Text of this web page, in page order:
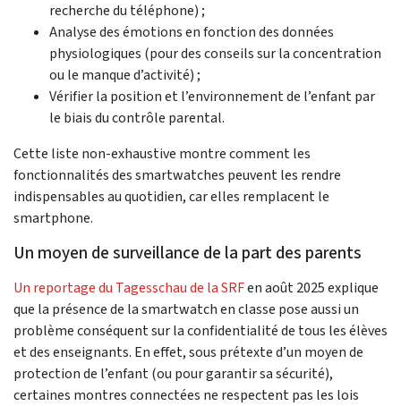
recherche du téléphone) ;
Analyse des émotions en fonction des données
physiologiques (pour des conseils sur la concentration
ou le manque d’activité) ;
Vérifier la position et l’environnement de l’enfant par
le biais du contrôle parental.
Cette liste non-exhaustive montre comment les
fonctionnalités des smartwatches peuvent les rendre
indispensables au quotidien, car elles remplacent le
smartphone.
Un moyen de surveillance de la part des parents
Un reportage du Tagesschau de la SRFen août 2025 explique
que la présence de la smartwatch en classe pose aussi un
problème conséquent sur la confidentialité de tous les élèves
et des enseignants. En effet, sous prétexte d’un moyen de
protection de l’enfant (ou pour garantir sa sécurité),
certaines montres connectées ne respectent pas les lois